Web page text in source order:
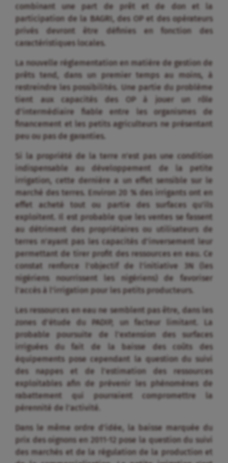
combinant une part de prêt et de don et la
participation de la BAGRI, des OP et des opérateurs
privés devront être définies en fonction des
caractéristiques locales.
La nouvelle réglementation en matière de gestion de
prêts tend, dans un premier temps au moins, à
restreindre les possibilités. Une partie du problème
tient aux capacités des OP à jouer un rôle
d’intermédiaire fiable entre les organismes de
financement et les petits agriculteurs ne présentant
peu ou pas de garanties.
Si la propriété de la terre n’est pas une condition
indispensable au développement de la petite
irrigation, cette dernière a un effet sensible sur le
marché des terres. Environ 20 % des irrigants ont en
effet acheté tout ou partie des surfaces qu’ils
exploitent. Il est probable que les ventes se fassent
au détriment des propriétaires ou utilisateurs de
terres n’ayant pas les capacités d’inversement leur
permettant de tirer profit des ressources en eau. Ce
constat renforce l’objectif de l’initiative 3N (les
nigériens nourrissent les nigériens) de favoriser
l’accès à l’irrigation pour les petits producteurs.
Les ressources en eau ne semblent pas être, dans les
zones d’étude du PADIP, un facteur limitant. La
probable poursuite de l’extension des surfaces
irriguées du fait de la baisse des coûts des
équipements pose cependant la question du suivi
des nappes et de l’estimation des ressources
exploitables afin de prévenir les phénomènes de
rabattement qui pourraient compromettre la
pérennité de l’activité.
Dans le même ordre d’idée, la baisse marquée du
prix des oignons en 2011-12 pose la question du suivi
des marchés et de la régulation de la production et